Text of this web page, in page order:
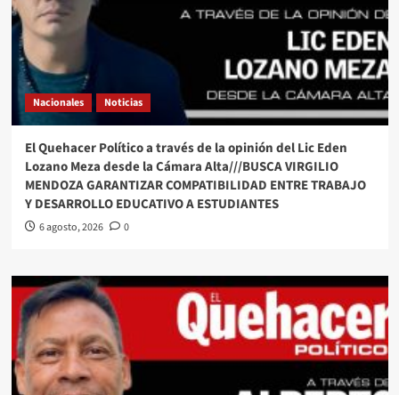
Nacionales Noticias
El Quehacer Político a través de la opinión del Lic Eden
Lozano Meza desde la Cámara Alta///BUSCA VIRGILIO
MENDOZA GARANTIZAR COMPATIBILIDAD ENTRE TRABAJO
Y DESARROLLO EDUCATIVO A ESTUDIANTES
6 agosto, 2026 0